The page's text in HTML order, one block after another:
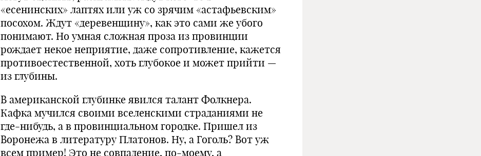
«есенинских» лаптях или уж со зрячим «астафьевским»
посохом. Ждут «деревенщину», как это сами же убого
понимают. Но умная сложная проза из провинции
рождает некое неприятие, даже сопротивление, кажется
противоестественной, хоть глубокое и может прийти —
из глубины.
В американской глубинке явился талант Фолкнера.
Кафка мучился своими вселенскими страданиями не
где-нибудь, а в провинциальном городке. Пришел из
Воронежа в литературу Платонов. Ну, а Гоголь? Вот уж
всем пример! Это не совпадение, по-моему, а